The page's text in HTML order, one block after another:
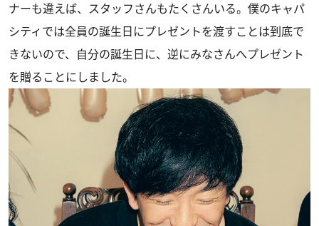
ナーも違えば、スタッフさんもたくさんいる。僕のキャパ
シティでは全員の誕生日にプレゼントを渡すことは到底で
きないので、自分の誕生日に、逆にみなさんへプレゼント
を贈ることにしました。